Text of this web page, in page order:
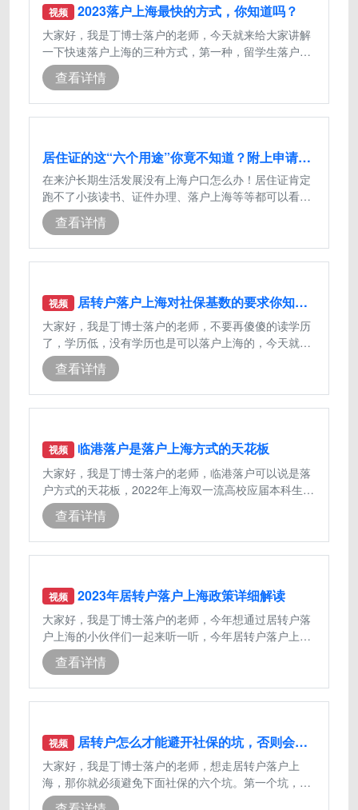
视频 2023落户上海最快的方式，你知道吗？
大家好，我是丁博士落户的老师，今天就来给大家讲解
一下快速落户上海的三种方式，第一种，留学生落户上
海，留学毕业回国之后两年之内来上海
查看详情
居住证的这“六个用途”你竟不知道？附上申请流程
在来沪长期生活发展没有上海户口怎么办！居住证肯定
跑不了小孩读书、证件办理、落户上海等等都可以看到
居住证身影既然居住证如此重要，那居
查看详情
视频 居转户落户上海对社保基数的要求你知道吗？
大家好，我是丁博士落户的老师，不要再傻傻的读学历
了，学历低，没有学历也是可以落户上海的，今天就给
大家介绍3种没有学历普通工薪家庭也
查看详情
视频 临港落户是落户上海方式的天花板
大家好，我是丁博士落户的老师，临港落户可以说是落
户方式的天花板，2022年上海双一流高校应届本科生在
临港工作不需要打分直接可以落户上海
查看详情
视频 2023年居转户落户上海政策详细解读
大家好，我是丁博士落户的老师，今年想通过居转户落
户上海的小伙伴们一起来听一听，今年居转户落户上海
政策的详细解读，上海的居转户可以分
查看详情
视频 居转户怎么才能避开社保的坑，否则会导致落户上海失败
大家好，我是丁博士落户的老师，想走居转户落户上
海，那你就必须避免下面社保的六个坑。第一个坑，社
保按最低基数缴纳，虽然居转户落户上海